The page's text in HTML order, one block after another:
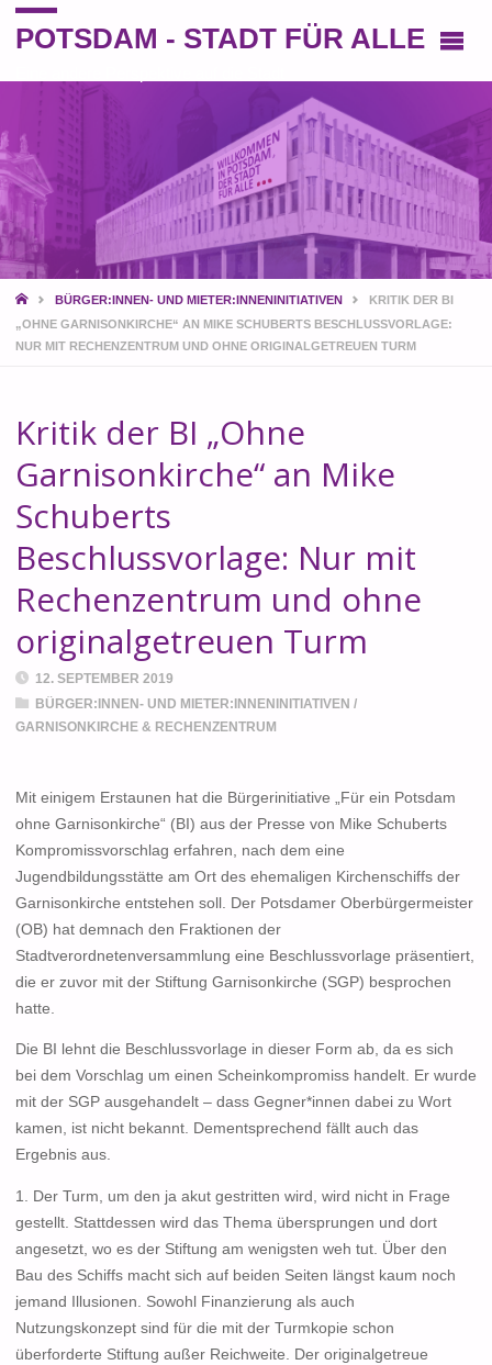
POTSDAM - STADT FÜR ALLE
STARTBÜRGER:INNEN- UND MIETER:INNENINITIATIVEN
KRITIK DER BI
„OHNE GARNISONKIRCHE“ AN MIKE SCHUBERTS BESCHLUSSVORLAGE:
NUR MIT RECHENZENTRUM UND OHNE ORIGINALGETREUEN TURM
Kritik der BI „Ohne
Garnisonkirche“ an Mike
Schuberts
Beschlussvorlage: Nur mit
Rechenzentrum und ohne
originalgetreuen Turm
12. SEPTEMBER 2019
BÜRGER:INNEN- UND MIETER:INNENINITIATIVEN /
GARNISONKIRCHE & RECHENZENTRUM
Mit einigem Erstaunen hat die Bürgerinitiative „Für ein Potsdam
ohne Garnisonkirche“ (BI) aus der Presse von Mike Schuberts
Kompromissvorschlag erfahren, nach dem eine
Jugendbildungsstätte am Ort des ehemaligen Kirchenschiffs der
Garnisonkirche entstehen soll. Der Potsdamer Oberbürgermeister
(OB) hat demnach den Fraktionen der
Stadtverordnetenversammlung eine Beschlussvorlage präsentiert,
die er zuvor mit der Stiftung Garnisonkirche (SGP) besprochen
hatte.
Die BI lehnt die Beschlussvorlage in dieser Form ab, da es sich
bei dem Vorschlag um einen Scheinkompromiss handelt. Er wurde
mit der SGP ausgehandelt – dass Gegner*innen dabei zu Wort
kamen, ist nicht bekannt. Dementsprechend fällt auch das
Ergebnis aus.
1. Der Turm, um den ja akut gestritten wird, wird nicht in Frage
gestellt. Stattdessen wird das Thema übersprungen und dort
angesetzt, wo es der Stiftung am wenigsten weh tut. Über den
Bau des Schiffs macht sich auf beiden Seiten längst kaum noch
jemand Illusionen. Sowohl Finanzierung als auch
Nutzungskonzept sind für die mit der Turmkopie schon
überforderte Stiftung außer Reichweite. Der originalgetreue